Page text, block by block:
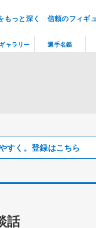
もっと深く 信頼のフィギ
すく。登録はこちら
話
ャラリー 選手名鑑